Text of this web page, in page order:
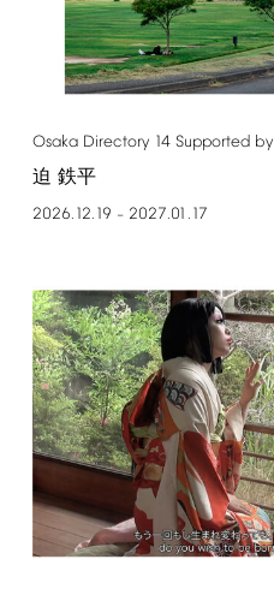
Osaka Directory 14 Supported by
迫 鉄平
2026.12.19 – 2027.01.17